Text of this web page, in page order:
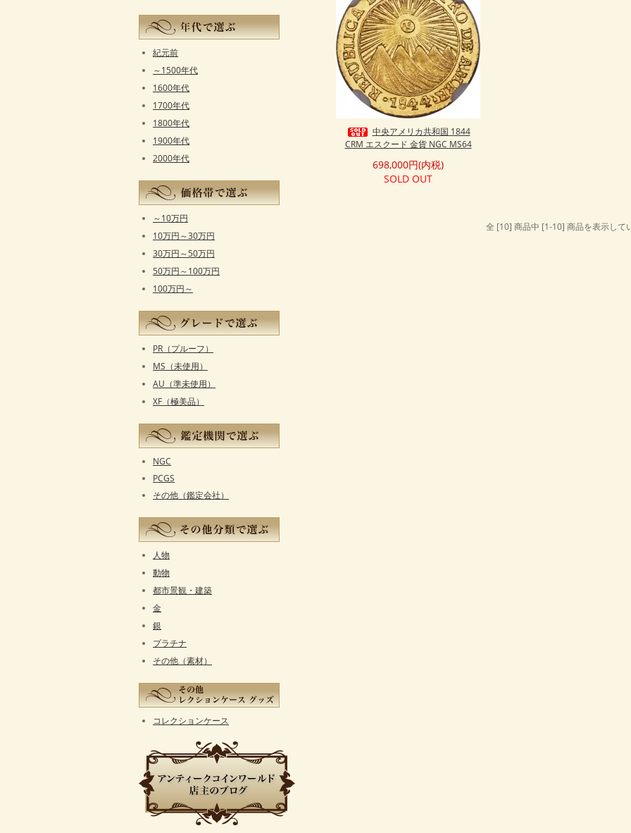
中央アメリカ共和国 1844
CRM エスクード 金貨 NGC MS64
698,000円(内税)
SOLD OUT
全 [10] 商品中 [1-10] 商品を表示して
紀元前
～1500年代
1600年代
1700年代
1800年代
1900年代
2000年代
～10万円
10万円～30万円
30万円～50万円
50万円～100万円
100万円～
PR（プルーフ）
MS（未使用）
AU（準未使用）
XF（極美品）
NGC
PCGS
その他（鑑定会社）
人物
動物
都市景観・建築
金
銀
プラチナ
その他（素材）
コレクションケース